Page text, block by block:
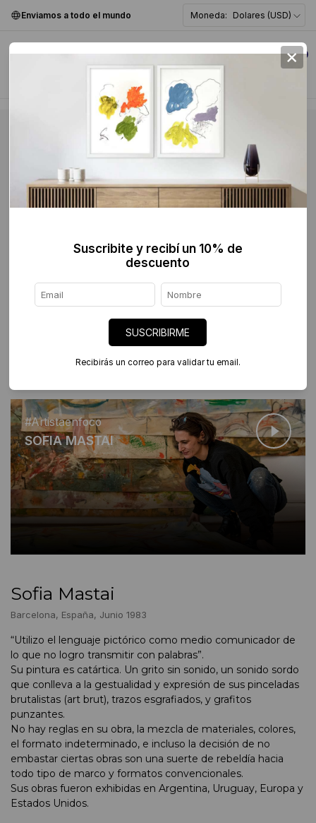
Enviamos a todo el mundo Moneda: Dolares (USD)
0
Ver nota a Sofia Mastai
#Artistaenfoco
SOFIA MASTAI
Sofia Mastai
Barcelona, España, Junio 1983
“Utilizo el lenguaje pictórico como medio comunicador de
lo que no logro transmitir con palabras”.
Su pintura es catártica. Un grito sin sonido, un sonido sordo
que conlleva a la gestualidad y expresión de sus pinceladas
brutalistas (art brut), trazos esgrafiados, y grafitos
punzantes.
No hay reglas en su obra, la mezcla de materiales, colores,
el formato indeterminado, e incluso la decisión de no
embastar ciertas obras son una suerte de rebeldía hacia
todo tipo de marco y formatos convencionales.
Sus obras fueron exhibidas en Argentina, Uruguay, Europa y
Estados Unidos.
×
Suscribite y recibí un 10% de
descuento
SUSCRIBIRME
Recibirás un correo para validar tu email.